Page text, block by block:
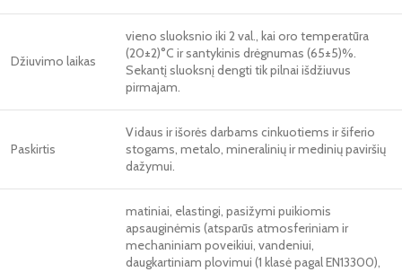
Džiuvimo laikas
vieno sluoksnio iki 2 val., kai oro temperatūra
(20±2)°C ir santykinis drėgnumas (65±5)%.
Sekantį sluoksnį dengti tik pilnai išdžiuvus
pirmajam.
Paskirtis
Vidaus ir išorės darbams cinkuotiems ir šiferio
stogams, metalo, mineralinių ir medinių paviršių
dažymui.
matiniai, elastingi, pasižymi puikiomis
apsauginėmis (atsparūs atmosferiniam ir
mechaniniam poveikiui, vandeniui,
daugkartiniam plovimui (1 klasė pagal EN13300),